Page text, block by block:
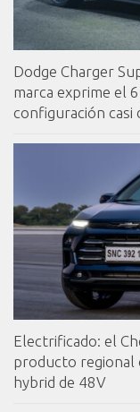
Dodge Charger
marca exprime el
configuración casi
Electrificado: el
producto regional
hybrid de 48V